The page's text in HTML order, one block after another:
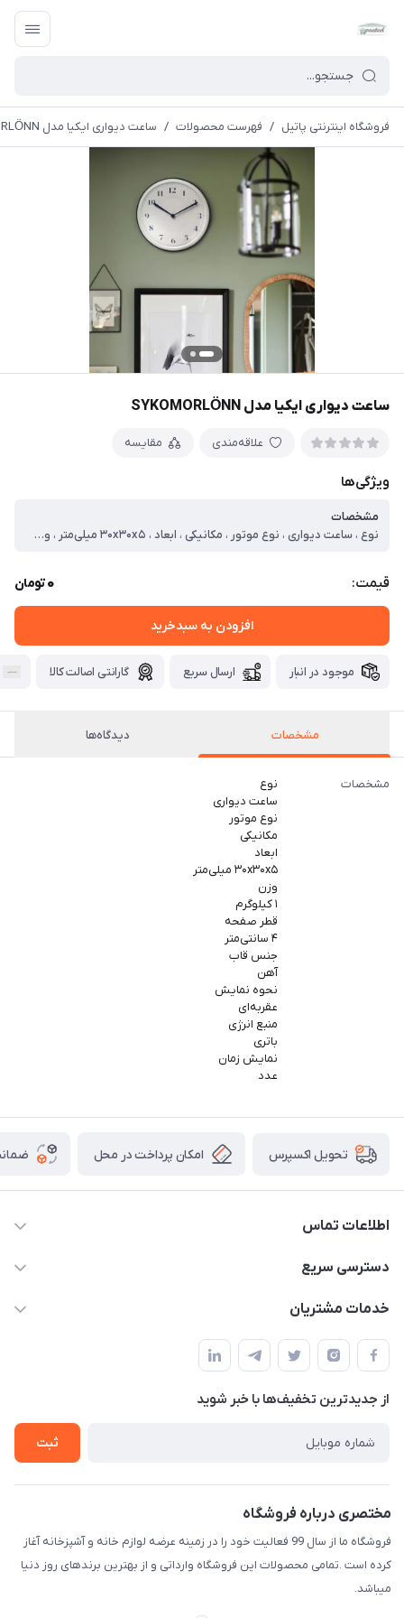
فروشگاه اینترنتی پاتیل / فهرست محصولات / ساعت دیواری ایکیا مدل SYKOMORLÖNN
ساعت دیواری ایکیا مدل SYKOMORLÖNN
علاقه‌مندی مقایسه
ویژگی‌ها
مشخصات
نوع ، ساعت دیواری ، نوع موتور ، مکانیکی ، ابعاد ، ۳۰x۳۰x۵ میلی‌متر ، وزن ، ۱ کیلوگرم ، قطر صفحه ، ۴ سانتی‌متر ، جنس قاب ، آهن ، نحوه نمایش ، عقربه‌ای ، منبع انرژی ، باتری ، نمایش زمان ، عدد
قیمت: 0تومان
افزودن به سبدخرید
موجود در انبار ارسال سریع گارانتی اصالت کالا
مشخصات دیدگاه‌ها
مشخصات
نوع
ساعت دیواری
نوع موتور
مکانیکی
ابعاد
۳۰x۳۰x۵ میلی‌متر
وزن
۱ کیلوگرم
قطر صفحه
۴ سانتی‌متر
جنس قاب
آهن
نحوه نمایش
عقربه‌ای
منبع انرژی
باتری
نمایش زمان
عدد
تحویل اکسپرس امکان پرداخت در محل
اطلاعات تماس
09165044753
دسترسی سریع
حساب کاربری
لیست محصولات
درباره ما
خدمات مشتریان
قوانین و مقررات
حریم خصوصی
راهنما
از جدید‌ترین تخفیف‌ها با‌ خبر شوید
ثبت
مختصری درباره فروشگاه
فروشگاه ما از سال 99 فعالیت خود را در زمینه عرضه لوازم خانه و آشپزخانه آغاز
کرده است .تمامی محصولات این فروشگاه وارداتی و از بهترین برندهای روز دنیا
میباشد.